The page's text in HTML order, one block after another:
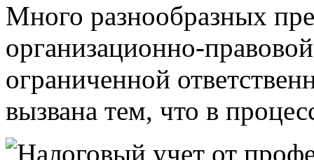
Много разнообразных
организационно-
ограниченной
вызвана тем, что в